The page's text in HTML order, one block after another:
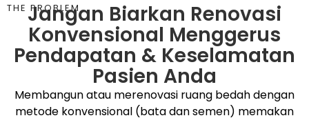
THE PROBLEM
Jangan Biarkan Renovasi
Konvensional Menggerus
Pendapatan & Keselamatan
Pasien Anda
Membangun atau merenovasi ruang bedah dengan
metode konvensional (bata dan semen) memakan